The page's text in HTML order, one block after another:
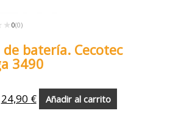
0(0)
de batería. Cecotec
3490
24,90 € Añadir al carrito